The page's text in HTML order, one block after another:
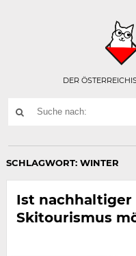
DER
SUCHE
SCHLAGWORT: WINTER
Ist nachhaltiger
Skitourismus